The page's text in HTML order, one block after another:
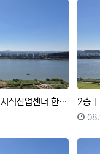
한강뷰 탑층 매물 전매
등록자
2층
등